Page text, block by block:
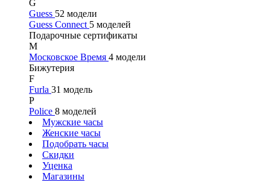
G
Guess 52 модели
Guess Connect 5 моделей
Подарочные сертификаты
М
Московское Время 4 модели
Бижутерия
F
Furla 31 модель
P
Police 8 моделей
Мужские часы
Женские часы
Подобрать часы
Скидки
Уценка
Магазины